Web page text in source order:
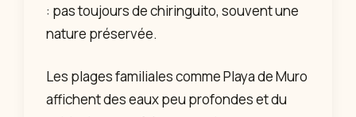
: pas toujours de chiringuito, souvent une
nature préservée.
Les plages familiales comme Playa de Muro
affichent des eaux peu profondes et du